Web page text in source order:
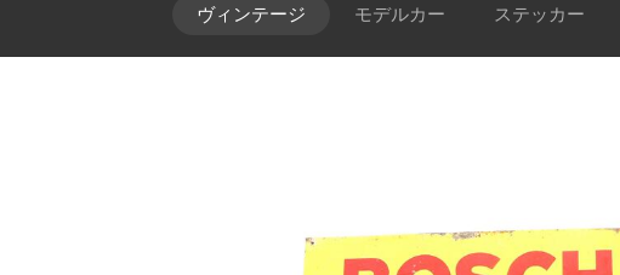
ヴィンテージ モデルカー ステッカー